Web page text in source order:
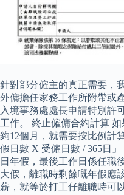
針對部分僱主的真正需要，
外傭擔任家務工作所附帶或
入境事務處處長申請特別許
工作。 終止僱傭合約計算
夠12個月，就需要按比例計
假日數 X 受僱日數 / 365日
日年假，最後工作日係任職
大假，離職時剩餘嘅年假應
薪，就等於打工仔離職時可